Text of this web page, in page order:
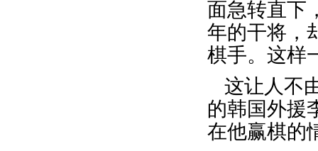
面急转直下
年的干将，
棋手。这样
这让人不
的韩国外援
在他赢棋的